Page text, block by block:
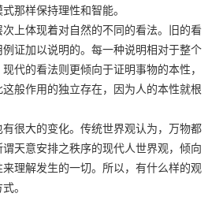
那样保持理性和智能。
上体现着对自然的不同的看法。旧的看
证加以说明的。每一种说明相对于整个
代的看法则更倾向于证明事物的本性，
般作用的独立存在，因为人的本性就根
很大的变化。传统世界观认为，万物都
天意安排之秩序的现代人世界观，倾向
理解发生的一切。所以，有什么样的观
。